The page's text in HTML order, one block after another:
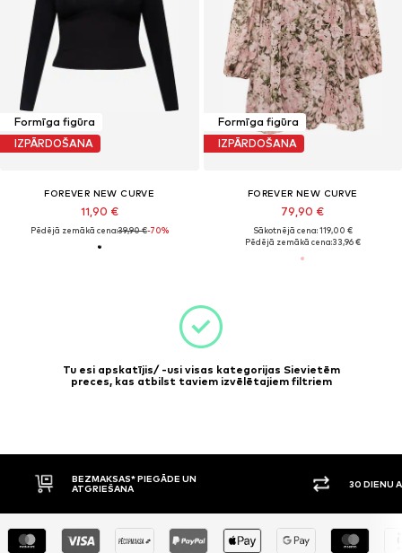
Formīga figūra
IZPĀRDOŠANA
FOREVER NEW CURVE
11,90 €
Pēdējā zemākā cena:39,90 €-70%
Formīga figūra
IZPĀRDOŠANA
FOREVER NEW CURVE
79,90 €
Sākotnējā cena: 119,00 €
Pēdējā zemākā cena:33,96 €
Tu esi apskatījis/ -usi visas kategorijas Sievietēm
preces, kas atbilst taviem izvēlētajiem filtriem
BEZMAKSAS* PIEGĀDE UN
ATGRIEŠANA
30 DIENU